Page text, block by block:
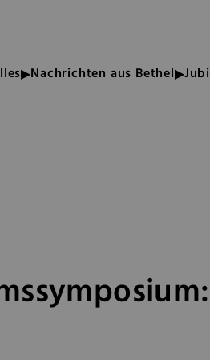
Nachrichten aus Bethel